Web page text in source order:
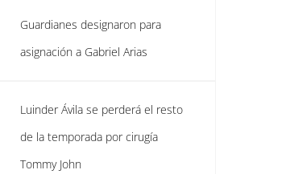
Guardianes designaron para
asignación a Gabriel Arias
Luinder Ávila se perderá el resto
de la temporada por cirugía
Tommy John